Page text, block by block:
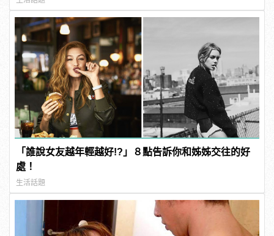
「誰說女友越年輕越好!?」８點告訴你和姊姊交往的好
處！
生活話題